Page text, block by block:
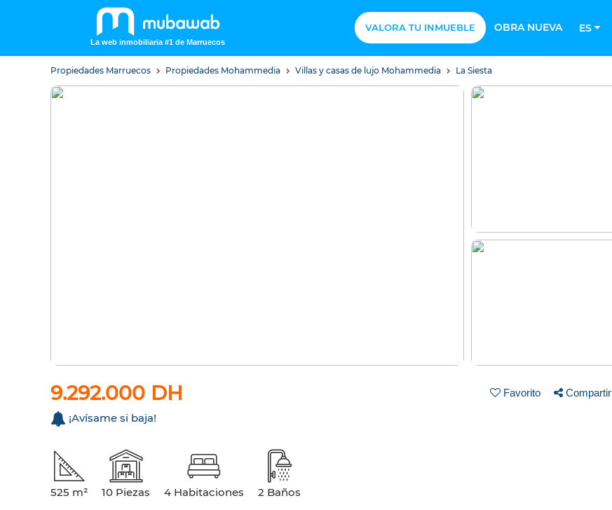
La web inmobiliaria #1 de Marruecos
VALORA TU INMUEBLE OBRA NUEVA ES
Propiedades Marruecos Propiedades Mohammedia Villas y casas de lujo Mohammedia La Siesta
9.292.000 DH Favorito Compartir
¡Avísame si baja!
525 m² 10 Piezas 4 Habitaciones
2 Baños